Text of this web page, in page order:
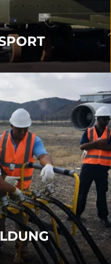
umfasstPraktische
undCo-Ordinator
.